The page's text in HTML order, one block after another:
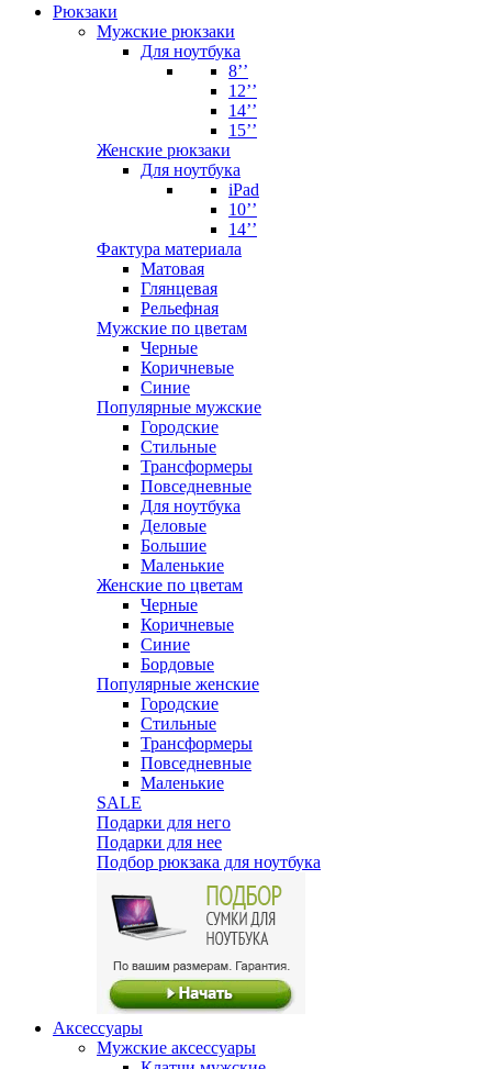
Рюкзаки
Мужские рюкзаки
Для ноутбука
8’’
12’’
14’’
15’’
Женские рюкзаки
Для ноутбука
iPad
10’’
14’’
Фактура материала
Матовая
Глянцевая
Рельефная
Мужские по цветам
Черные
Коричневые
Синие
Популярные мужские
Городские
Стильные
Трансформеры
Повседневные
Для ноутбука
Деловые
Большие
Маленькие
Женские по цветам
Черные
Коричневые
Синие
Бордовые
Популярные женские
Городские
Стильные
Трансформеры
Повседневные
Маленькие
SALE
Подарки для него
Подарки для нее
Подбор рюкзака для ноутбука
Аксессуары
Мужские аксессуары